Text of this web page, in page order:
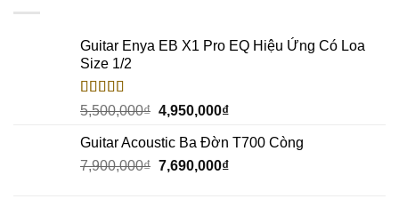
Guitar Enya EB X1 Pro EQ Hiệu Ứng Có Loa
Size 1/2
Rated5.00
out of 5
5,500,000₫ 4,950,000₫
Guitar Acoustic Ba Đờn T700 Còng
7,900,000₫ 7,690,000₫